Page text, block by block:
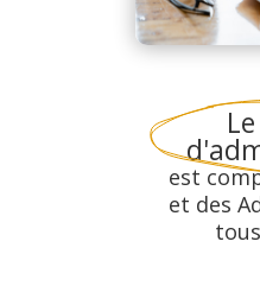
est
et des